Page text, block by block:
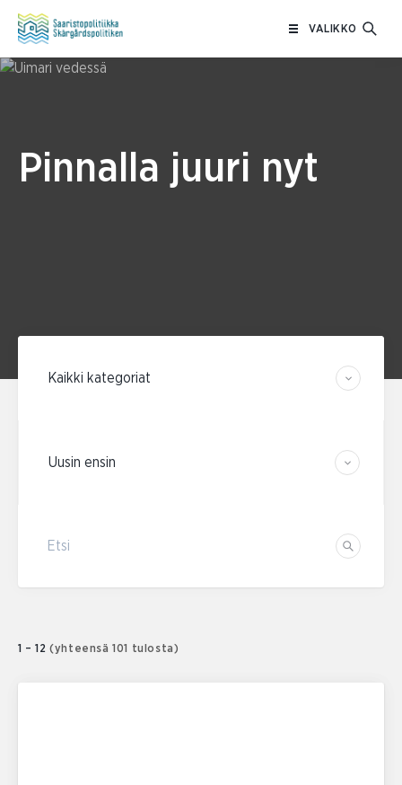
VALIKKO
Pinnalla juuri nyt
Etsi
1 – 12 (yhteensä 101 tulosta)